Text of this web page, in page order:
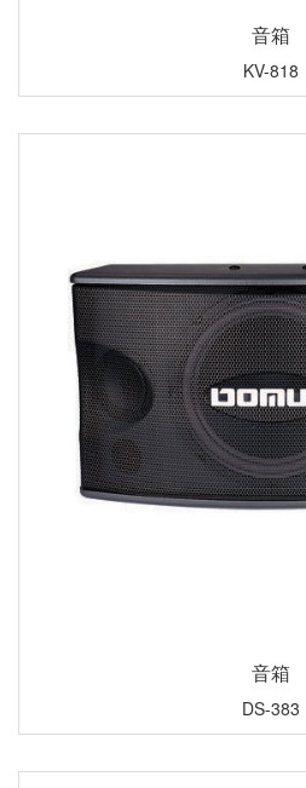
音箱
KV-818
音箱
DS-383